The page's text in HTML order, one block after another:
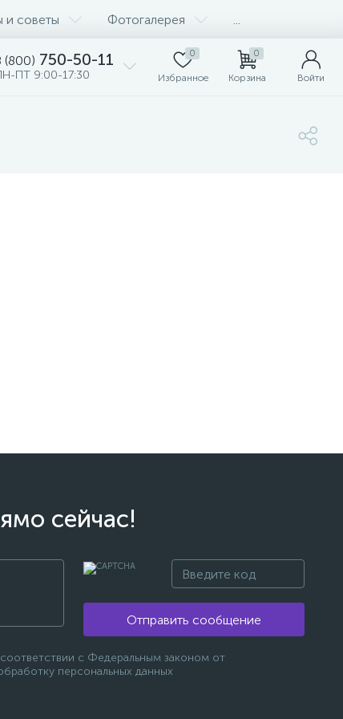
и советы Фотогалерея
(800) 750-50-11
ПТ 9:00-17:30
0
Избранное
0
Корзина Войти
сейчас!
Отправить сообщение
с Федеральным законом от
персональных данных